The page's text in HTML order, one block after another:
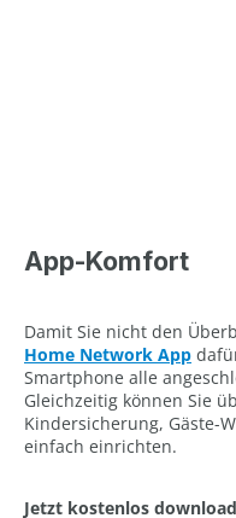
App-Komfort
Damit Sie nicht den
Home Network App
Smartphone alle
Gleichzeitig können Sie
Kindersicherung, Gäste-
einfach einrichten.
Jetzt kostenlos